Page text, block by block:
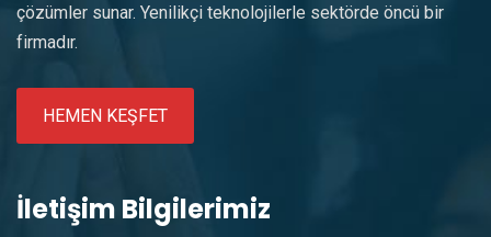
çözümler sunar. Yenilikçi teknolojilerle sektörde öncü bir
firmadır.
HEMEN KEŞFET
İletişim Bilgilerimiz